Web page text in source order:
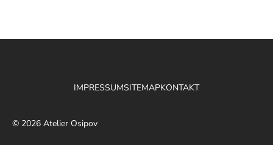
IMPRESSUMSITEMAPKONTAKT
© 2026 Atelier Osipov